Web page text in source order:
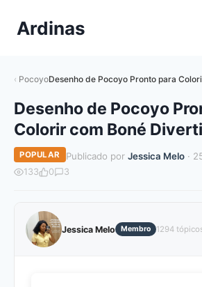
paraArdinas
PocoyoDesenho de Pocoyo Pronto para
Desenho de Pocoyo
Colorir com Boné
POPULAR Publicado por Jessica Melo·
133 0 3
Jessica Melo Membro 1294